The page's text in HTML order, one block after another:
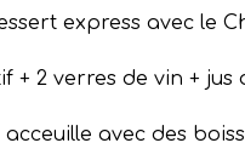
express avec le
+ 2 verres de vin + jus
avec des